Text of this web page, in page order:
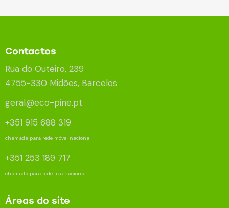
Contactos
Rua do Outeiro, 239
4755-330 Midões, Barcelos
geral@eco-pine.pt
+351 915 688 319
chamada para rede móvel nacional
+351 253 189 717
chamada para rede fixa nacional
Áreas do site